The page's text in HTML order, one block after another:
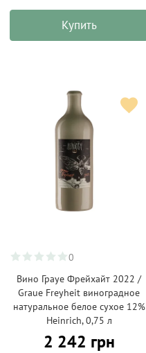
Купить
0
Вино Грауе Фрейхайт 2022 /
Graue Freyheit виноградное
натуральное белое сухое 12%
Heinrich, 0,75 л
2 242 грн